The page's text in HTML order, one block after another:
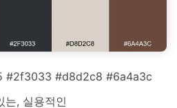
#2f3033 #d8d2c8 #6a4a3c
는, 실용적인